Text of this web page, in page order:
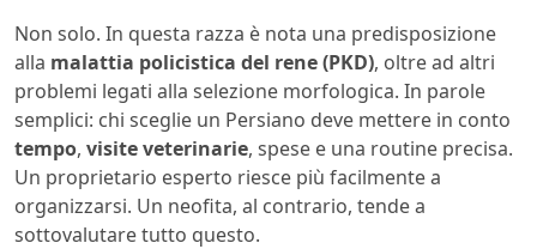
Non solo. In questa razza è nota una predisposizione
alla malattia policistica del rene (PKD), oltre ad altri
problemi legati alla selezione morfologica. In parole
semplici: chi sceglie un Persiano deve mettere in conto
tempo, visite veterinarie, spese e una routine precisa.
Un proprietario esperto riesce più facilmente a
organizzarsi. Un neofita, al contrario, tende a
sottovalutare tutto questo.